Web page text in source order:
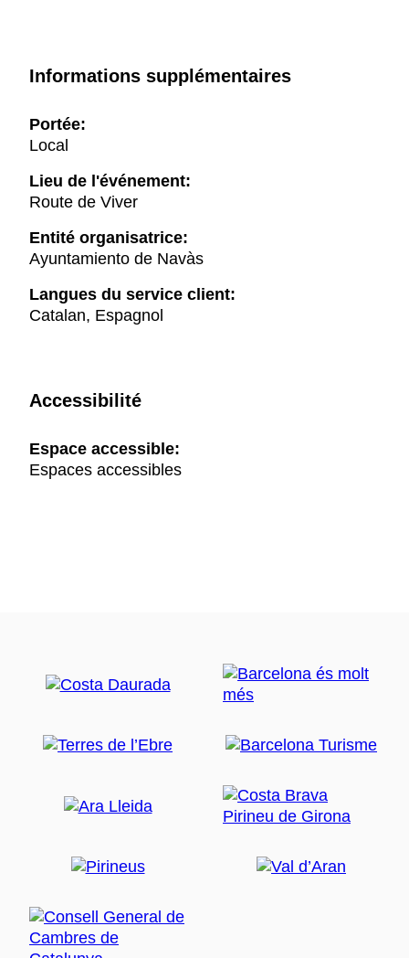
Informations supplémentaires
Portée:
Local
Lieu de l'événement:
Route de Viver
Entité organisatrice:
Ayuntamiento de Navàs
Langues du service client:
Catalan, Espagnol
Accessibilité
Espace accessible:
Espaces accessibles